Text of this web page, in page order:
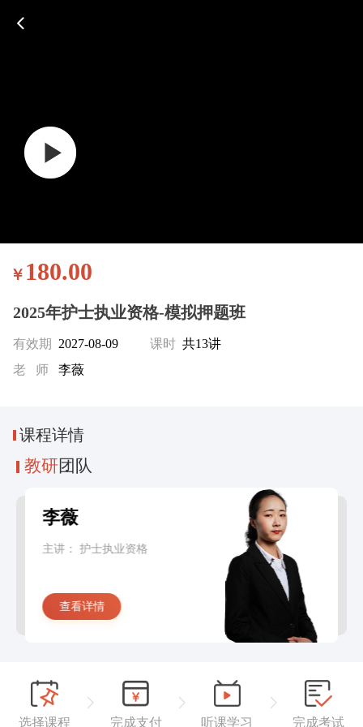
￥ 180.00
2025年护士执业资格-模拟押题班
有效期 2027-08-09 课时共13讲
老 师
李薇
课程详情
教研团队
李薇
主讲： 护士执业资格
查看详情
选择课程 完成支付 听课学习 完成考试